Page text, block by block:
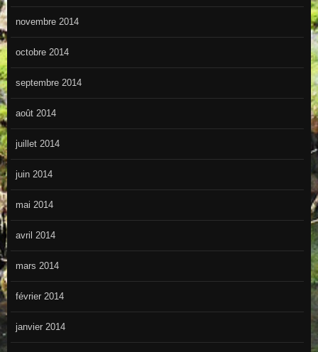
novembre 2014
octobre 2014
septembre 2014
août 2014
juillet 2014
juin 2014
mai 2014
avril 2014
mars 2014
février 2014
janvier 2014